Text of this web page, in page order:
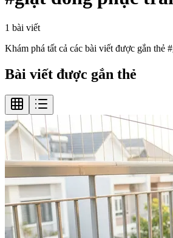
1 bài viết
Khám phá tất cả các bài viết được gắn thẻ #
Bài viết được gắn thẻ